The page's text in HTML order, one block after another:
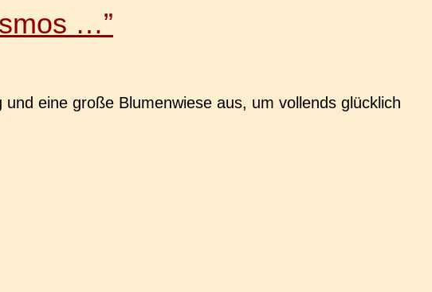
…”
eine große Blu­men­wie­se aus, um voll­ends glück­lich